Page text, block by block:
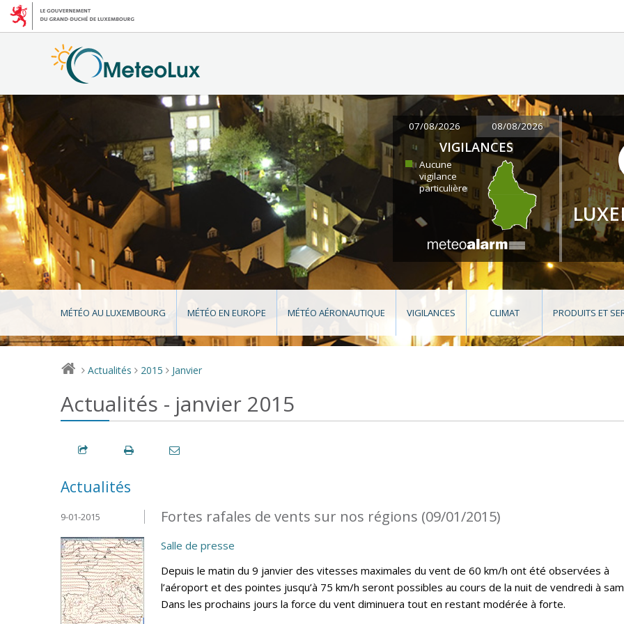
07/08/2026 08/08/2026
VIGILANCES
Aucune
vigilance
particulière
MÉTÉO AU LUXEMBOURG MÉTÉO EN EUROPE MÉTÉO AÉRONAUTIQUE VIGILANCES CLIMAT PRODUITS ET
> Actualités > 2015 > Janvier
Actualités - janvier 2015
Actualités
Fortes rafales de vents sur nos régions (09/01/2015)
9-01-2015
Salle de presse
Depuis le matin du 9 janvier des vitesses maximales du vent de 60 km/h ont été observées à
l’aéroport et des pointes jusqu’à 75 km/h seront possibles au cours de la nuit de vendredi à
Dans les prochains jours la force du vent diminuera tout en restant modérée à forte.